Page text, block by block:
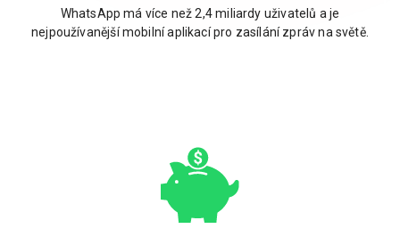
WhatsApp má více než 2,4 miliardy uživatelů a je
nejpoužívanější mobilní aplikací pro zasílání zpráv na světě.